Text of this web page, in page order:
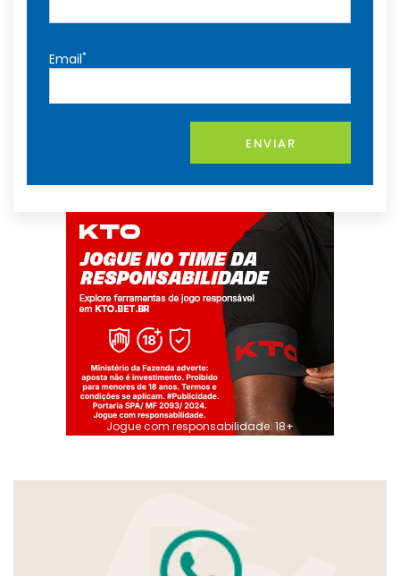
Email*
ENVIAR
Jogue com responsabilidade. 18+